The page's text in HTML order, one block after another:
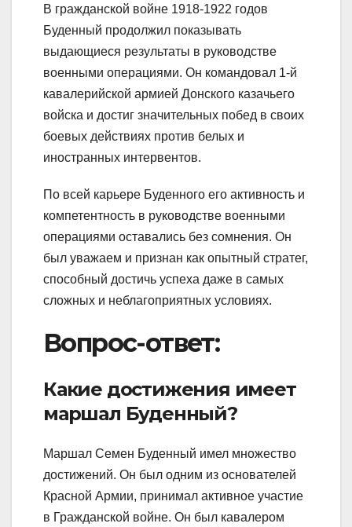
В гражданской войне 1918-1922 годов
Буденный продолжил показывать
выдающиеся результаты в руководстве
военными операциями. Он командовал 1-й
кавалерийской армией Донского казачьего
войска и достиг значительных побед в своих
боевых действиях против белых и
иностранных интервентов.
По всей карьере Буденного его активность и
компетентность в руководстве военными
операциями оставались без сомнения. Он
был уважаем и признан как опытный стратег,
способный достичь успеха даже в самых
сложных и неблагоприятных условиях.
Вопрос-ответ:
Какие достижения имеет
маршал Буденный?
Маршал Семен Буденный имел множество
достижений. Он был одним из основателей
Красной Армии, принимал активное участие
в Гражданской войне. Он был кавалером